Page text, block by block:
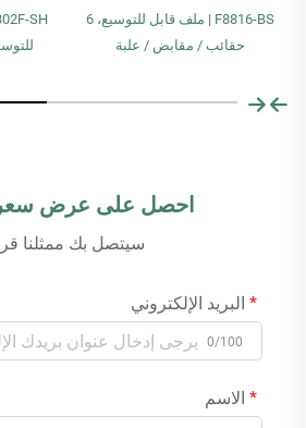
F8816-BS | ملف قابل للتوسيع، 6
حقائب / مقابض / علبة
للتوسيع 13 جيبًا /
احصل على عرض
سيتصل بك ممثلنا
البريد الإلكتروني
0/100
الاسم